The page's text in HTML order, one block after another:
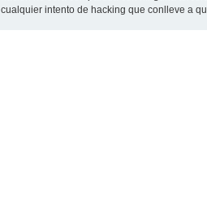
intento de hacking que conlleve a